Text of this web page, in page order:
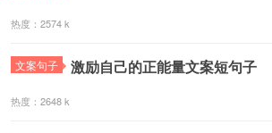
热度：2574 k
文案句子 激励自己的正能量文案短句子
热度：2648 k